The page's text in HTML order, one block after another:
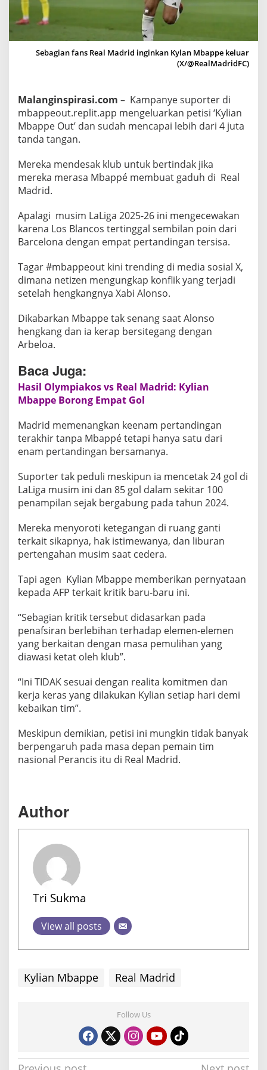
u
u
P
e
i
s
y
l
i
n
M
b
p
p
t
,
4
,
5
u
a
a
n
d
T
a
n
g
a
e
r
p
a
i
Sebagian fans Real Madrid inginkan Kylan Mbappe keluar
(X/@RealMadridFC)
Malanginspirasi.com – Kampanye suporter di
mbappeout.replit.app mengeluarkan petisi ‘Kylian
Mbappe Out’ dan sudah mencapai lebih dari 4 juta
tanda tangan.
Mereka mendesak klub untuk bertindak jika
mereka merasa Mbappé membuat gaduh di Real
Madrid.
Apalagi musim LaLiga 2025-26 ini mengecewakan
karena Los Blancos tertinggal sembilan poin dari
Barcelona dengan empat pertandingan tersisa.
Tagar #mbappeout kini trending di media sosial X,
dimana netizen mengungkap konflik yang terjadi
setelah hengkangnya Xabi Alonso.
Dikabarkan Mbappe tak senang saat Alonso
hengkang dan ia kerap bersitegang dengan
Arbeloa.
Baca Juga:
Hasil Olympiakos vs Real Madrid: Kylian
Mbappe Borong Empat Gol
Madrid memenangkan keenam pertandingan
terakhir tanpa Mbappé tetapi hanya satu dari
enam pertandingan bersamanya.
Suporter tak peduli meskipun ia mencetak 24 gol di
LaLiga musim ini dan 85 gol dalam sekitar 100
penampilan sejak bergabung pada tahun 2024.
Mereka menyoroti ketegangan di ruang ganti
terkait sikapnya, hak istimewanya, dan liburan
pertengahan musim saat cedera.
Tapi agen Kylian Mbappe memberikan pernyataan
kepada AFP terkait kritik baru-baru ini.
“Sebagian kritik tersebut didasarkan pada
penafsiran berlebihan terhadap elemen-elemen
yang berkaitan dengan masa pemulihan yang
diawasi ketat oleh klub”.
“Ini TIDAK sesuai dengan realita komitmen dan
kerja keras yang dilakukan Kylian setiap hari demi
kebaikan tim”.
Meskipun demikian, petisi ini mungkin tidak banyak
berpengaruh pada masa depan pemain tim
nasional Perancis itu di Real Madrid.
Author
Tri Sukma
View all posts
Kylian Mbappe Real Madrid
Follow Us